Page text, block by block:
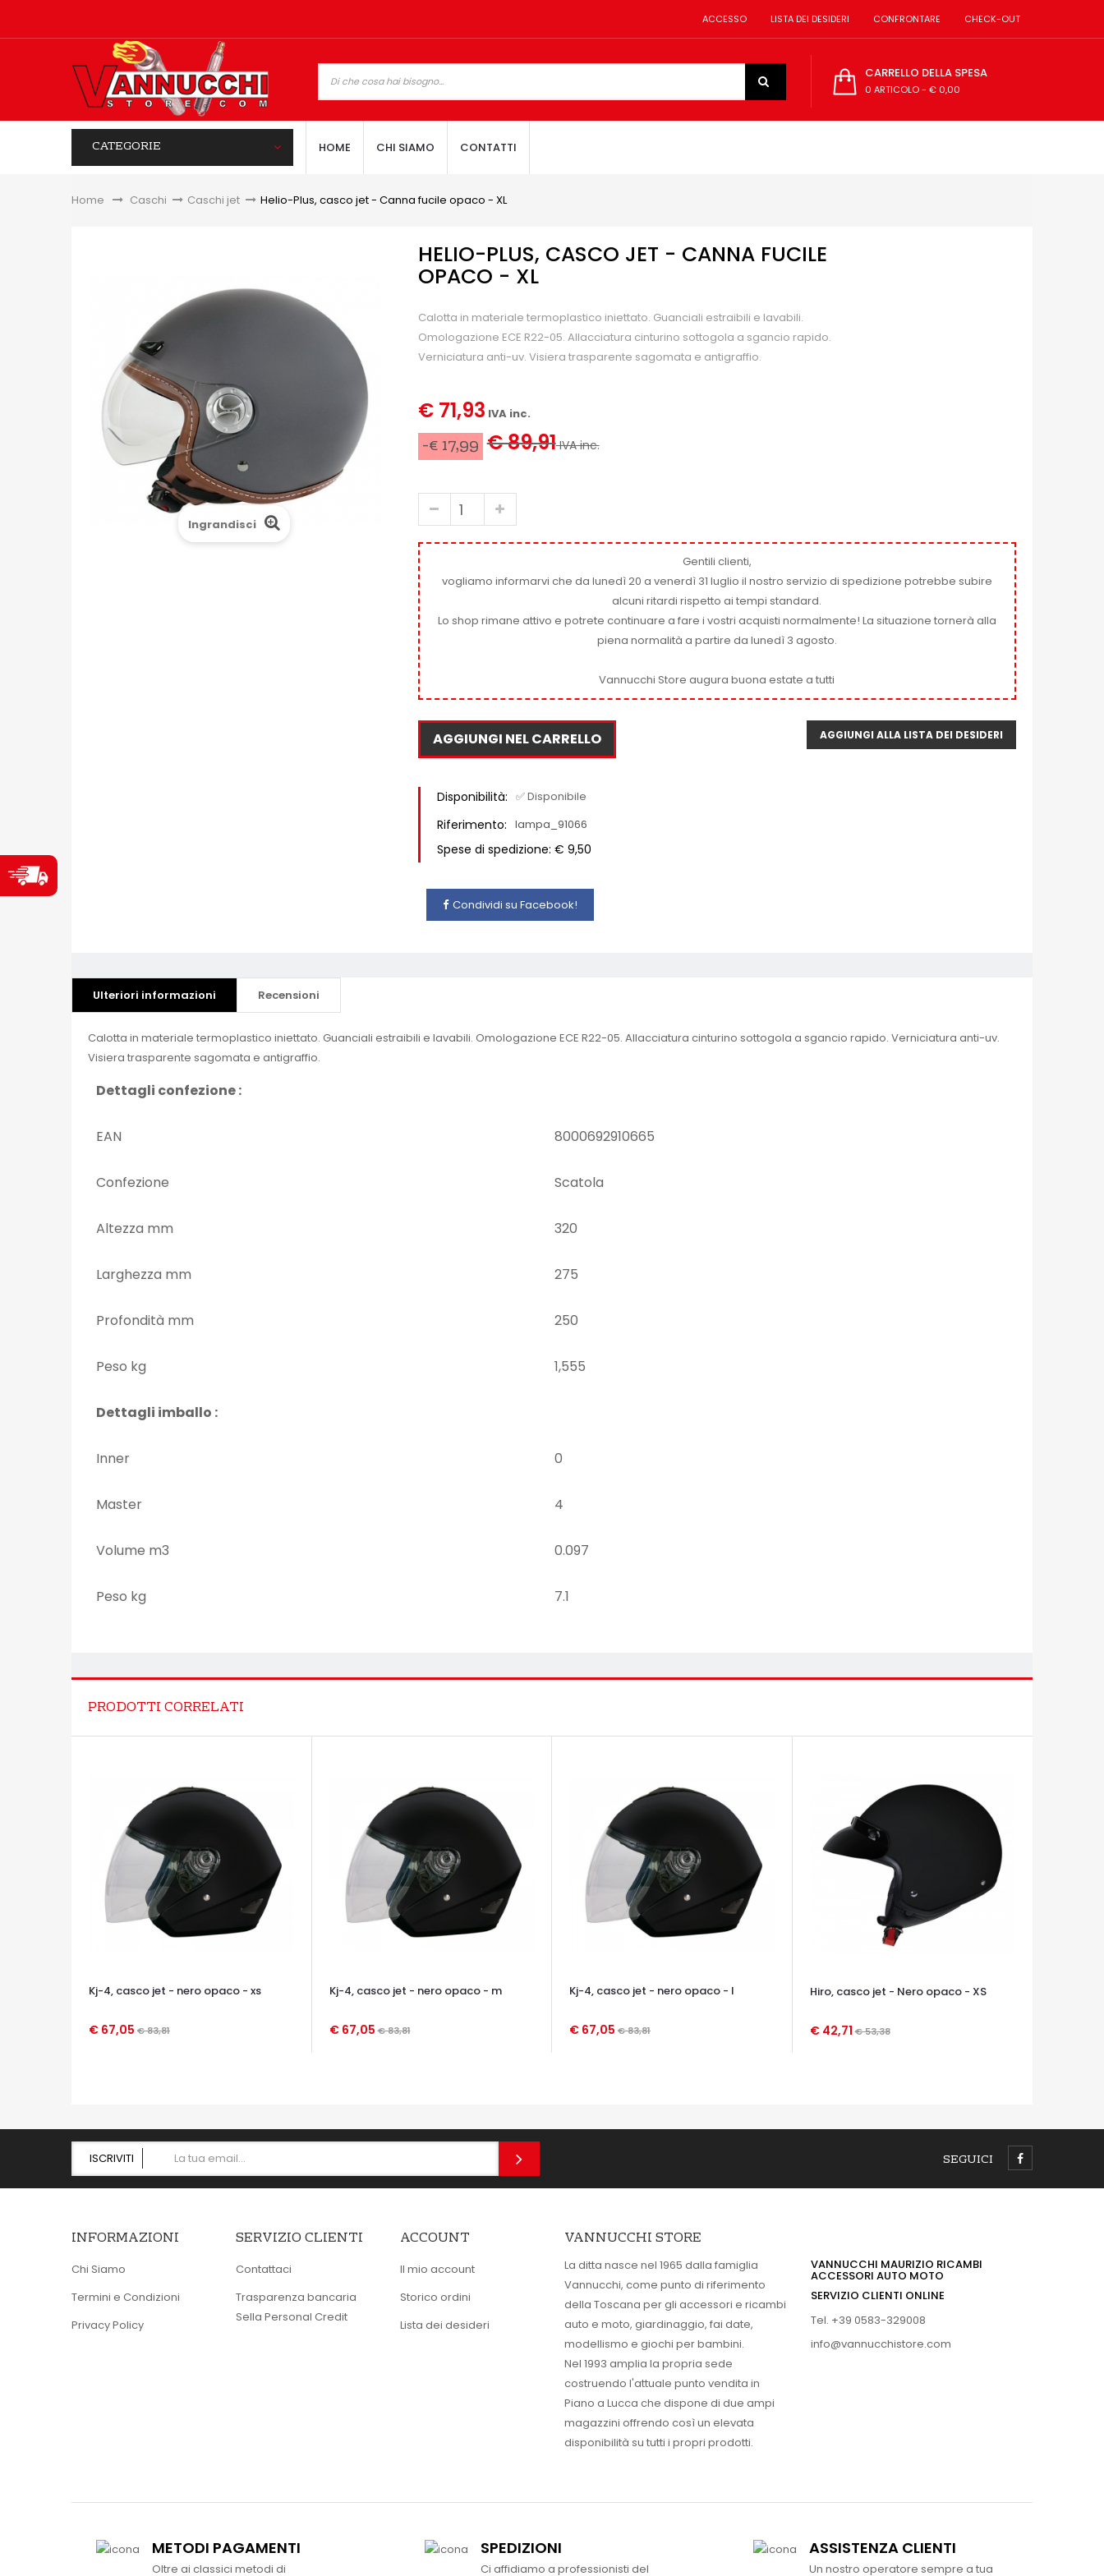
ACCESSO LISTA DEI DESIDERI CONFRONTARE CHECK-OUT
CARRELLO DELLA SPESA
0 ARTICOLO- € 0,00
CATEGORIE HOME CHI SIAMO CONTATTI
Home &gt;Caschi > Caschi jet > Helio-Plus, casco jet - Canna fucile opaco - XL
Ingrandisci
HELIO-PLUS, CASCO JET - CANNA FUCILE
OPACO - XL
Calotta in materiale termoplastico iniettato. Guanciali estraibili e lavabili.
Omologazione ECE R22-05. Allacciatura cinturino sottogola a sgancio rapido.
Verniciatura anti-uv. Visiera trasparente sagomata e antigraffio.
€ 71,93 IVA inc.
-€ 17,99 € 89,91IVA inc.
Gentili clienti,
vogliamo informarvi che da lunedì 20 a venerdì 31 luglio il nostro servizio di spedizione potrebbe subire
alcuni ritardi rispetto ai tempi standard.
Lo shop rimane attivo e potrete continuare a fare i vostri acquisti normalmente! La situazione tornerà alla
piena normalità a partire da lunedì 3 agosto.
Vannucchi Store augura buona estate a tutti
AGGIUNGI NEL CARRELLO AGGIUNGI ALLA LISTA DEI DESIDERI
Disponibilità: ✅ Disponibile
Riferimento: lampa_91066
Spese di spedizione: € 9,50
Condividi su Facebook!
Ulteriori informazioni Recensioni
Calotta in materiale termoplastico iniettato. Guanciali estraibili e lavabili. Omologazione ECE R22-05. Allacciatura cinturino sottogola a sgancio rapido. Verniciatura anti-uv.
Visiera trasparente sagomata e antigraffio.
Dettagli confezione :
EAN 8000692910665
Confezione Scatola
Altezza mm 320
Larghezza mm 275
Profondità mm 250
Peso kg 1,555
Dettagli imballo :
Inner 0
Master 4
Volume m3 0.097
Peso kg 7.1
PRODOTTI CORRELATI
Kj-4, casco jet - nero opaco - xs
€ 67,05 € 83,81
Kj-4, casco jet - nero opaco - m
€ 67,05€ 83,81
Kj-4, casco jet - nero opaco - l
€ 67,05 € 83,81
Hiro, casco jet - Nero opaco - XS
€ 42,71€ 53,38
ISCRIVITI SEGUICI
INFORMAZIONI
Chi Siamo
Termini e Condizioni
Privacy Policy
SERVIZIO CLIENTI
Contattaci
Trasparenza bancaria
Sella Personal Credit
ACCOUNT
Il mio account
Storico ordini
Lista dei desideri
VANNUCCHI STORE
La ditta nasce nel 1965 dalla famiglia
Vannucchi, come punto di riferimento
della Toscana per gli accessori e ricambi
auto e moto, giardinaggio, fai date,
modellismo e giochi per bambini.
Nel 1993 amplia la propria sede
costruendo l'attuale punto vendita in
Piano a Lucca che dispone di due ampi
magazzini offrendo così un elevata
disponibilità su tutti i propri prodotti.
VANNUCCHI MAURIZIO RICAMBI
ACCESSORI AUTO MOTO
SERVIZIO CLIENTI ONLINE
Tel. +39 0583-329008
info@vannucchistore.com
METODI PAGAMENTI
Oltre ai classici metodi di
SPEDIZIONI
Ci affidiamo a professionisti del
ASSISTENZA CLIENTI
Un nostro operatore sempre a tua